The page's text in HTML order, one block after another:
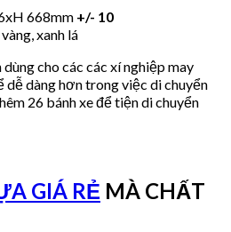
668mm +/- 10
xanh lá
cho các các xí nghiệp may
dàng hơn trong việc di chuyển
26 bánh xe để tiện di chuyển
GIÁ RẺ MÀ CHẤT